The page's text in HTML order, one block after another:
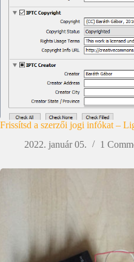
Frissítsd a szerzői jogi infókat –
2022. január 05.
1